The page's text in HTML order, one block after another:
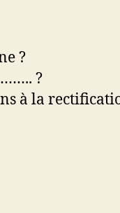
?
?
à la